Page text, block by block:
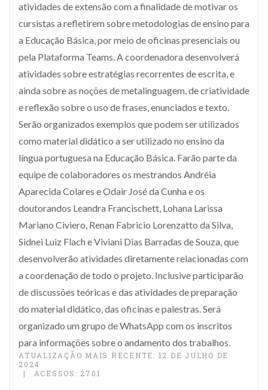
atividades de extensão com a finalidade de motivar os
cursistas a refletirem sobre metodologias de ensino para
a Educação Básica, por meio de oficinas presenciais ou
pela Plataforma Teams. A coordenadora desenvolverá
atividades sobre estratégias recorrentes de escrita, e
ainda sobre as noções de metalinguagem, de criatividade
e reflexão sobre o uso de frases, enunciados e texto.
Serão organizados exemplos que podem ser utilizados
como material didático a ser utilizado no ensino da
língua portuguesa na Educação Básica. Farão parte da
equipe de colaboradores os mestrandos Andréia
Aparecida Colares e Odair José da Cunha e os
doutorandos Leandra Francischett, Lohana Larissa
Mariano Civiero, Renan Fabricio Lorenzatto da Silva,
Sidnei Luiz Flach e Viviani Dias Barradas de Souza, que
desenvolverão atividades diretamente relacionadas com
a coordenação de todo o projeto. Inclusive participarão
de discussões teóricas e das atividades de preparação
do material didático, das oficinas e palestras. Será
organizado um grupo de WhatsApp com os inscritos
para informações sobre o andamento dos trabalhos.
ATUALIZAÇÃO MAIS RECENTE: 12 DE JULHO DE
2024
ACESSOS: 2701